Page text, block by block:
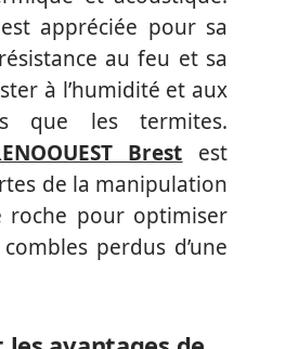
appréciée pour sa
au feu et sa
à l’humidité et aux
que les termites.
Brest est
de la manipulation
roche pour optimiser
perdus d’une